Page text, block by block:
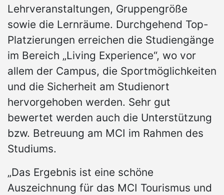
Lehrveranstaltungen, Gruppengröße
sowie die Lernräume. Durchgehend Top-
Platzierungen erreichen die Studiengänge
im Bereich „Living Experience“, wo vor
allem der Campus, die Sportmöglichkeiten
und die Sicherheit am Studienort
hervorgehoben werden. Sehr gut
bewertet werden auch die Unterstützung
bzw. Betreuung am MCI im Rahmen des
Studiums.
„Das Ergebnis ist eine schöne
Auszeichnung für das MCI Tourismus und